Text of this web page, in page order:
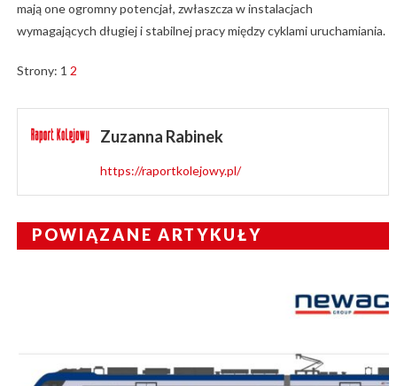
mają one ogromny potencjał, zwłaszcza w instalacjach
wymagających długiej i stabilnej pracy między cyklami uruchamiania.
Strony: 1 2
Zuzanna Rabinek
https://raportkolejowy.pl/
POWIĄZANE ARTYKUŁY